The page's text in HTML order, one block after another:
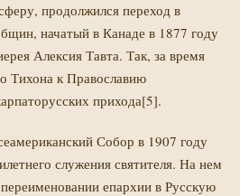
продолжился переход в
начатый в Канаде в 1877 году
Алексия Тавта. Так, за время
Тихона к Православию
прихода[5].
Собор в 1907 году
служения святителя. На нем
епархии в Русскую